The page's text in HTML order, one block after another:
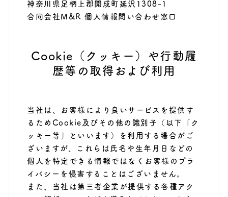
神奈川県足柄上郡開成町延沢1308-1
合同会社M&R 個人情報問い合わせ窓口
Cookie（クッキー）や行動履
歴等の取得および利用
当社は、お客様により良いサービスを提供す
るためCookie及びその他の識別子（以下「ク
ッキー等」といいます）を利用する場合がご
ざいますが、これらは氏名や生年月日などの
個人を特定できる情報ではなくお客様のプラ
イバシーを侵害することはございません。
また、当社は第三者企業が提供する各種アク